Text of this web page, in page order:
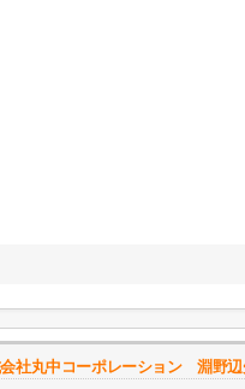
社丸中コーポレーション 淵野辺